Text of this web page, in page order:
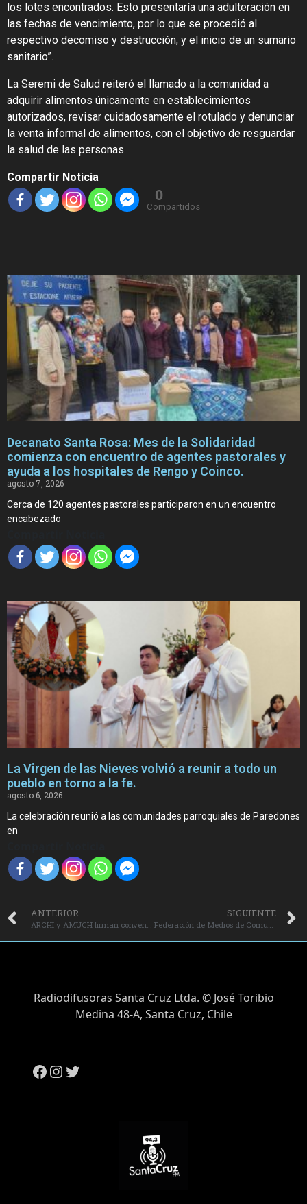
los lotes encontrados. Esto presentaría una adulteración en
las fechas de vencimiento, por lo que se procedió al
respectivo decomiso y destrucción, y el inicio de un sumario
sanitario”.
La Seremi de Salud reiteró el llamado a la comunidad a
adquirir alimentos únicamente en establecimientos
autorizados, revisar cuidadosamente el rotulado y denunciar
la venta informal de alimentos, con el objetivo de resguardar
la salud de las personas.
Compartir Noticia
0
Compartidos
Decanato Santa Rosa: Mes de la Solidaridad
comienza con encuentro de agentes pastorales y
ayuda a los hospitales de Rengo y Coinco.
agosto 7, 2026
Cerca de 120 agentes pastorales participaron en un encuentro
encabezado
La Virgen de las Nieves volvió a reunir a todo un
pueblo en torno a la fe.
agosto 6, 2026
La celebración reunió a las comunidades parroquiales de Paredones
en
ANTERIOR
ARCHI y AMUCH firman convenio para impulsar un Sistema Nacional de Comunicaciones de Emergencia
SIGUIENTE
Federación de Medios de Comunicación Social se reúne con Fiscal Nacional
Radiodifusoras Santa Cruz Ltda. © José Toribio
Medina 48-A, Santa Cruz, Chile